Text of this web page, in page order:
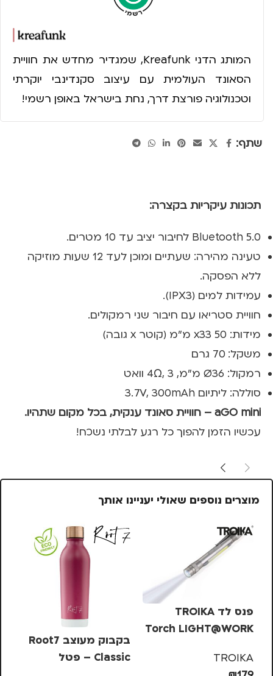
המותג הדני Kreafunk, שמגדיר מחדש את חוויית
הסאונד העולמית עם עיצוב סקנדינבי יוקרתי
וטכנולוגיה פורצת דרך, נחת בישראל באופן רשמי!
שתף:
תכונות עיקריות בקצרה:
Bluetooth 5.0 לחיבור יציב עד 10 מטרים.
טעינה מהירה: שעתיים ומוכן לעד 12 שעות מוזיקה
ללא הפסקה.
עמידות למים (IPX3).
חוויית סטריאו עם חיבור שני רמקולים.
מידות: 50 x33 מ"מ (קוטר x גובה)
משקל: 70 גרם
רמקול: Ø36 מ"מ, 4Ω, 3 וואט
סוללה: ליתיום 3.7V, 300mAh
aGO mini – חוויית סאונד ענקית, בכל מקום שתהיו.
עכשיו הזמן להפוך כל רגע לבלתי נשכח!
מוצרים נוספים שאולי יעניינו אותך
פנס לד TROIKA
Torch LIGHT@WORK
TROIKA
בקבוק מעוצב Root7
Classic – פטל